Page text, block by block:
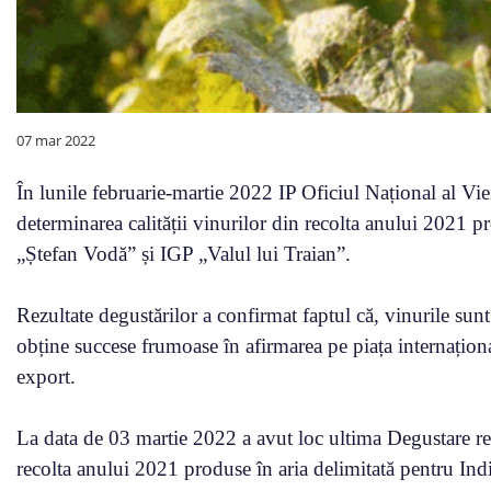
07 mar 2022
În lunile februarie-martie 2022 IP Oficiul Național al
determinarea calității vinurilor din recolta anului 2021
„Ștefan Vodă” și IGP „Valul lui Traian”.
Rezultate degustărilor a confirmat faptul că, vinurile
obține succese frumoase în afirmarea pe piața
export.
La data de 03 martie 2022 a avut loc ultima
recolta anului 2021 produse în aria delimitată pentru